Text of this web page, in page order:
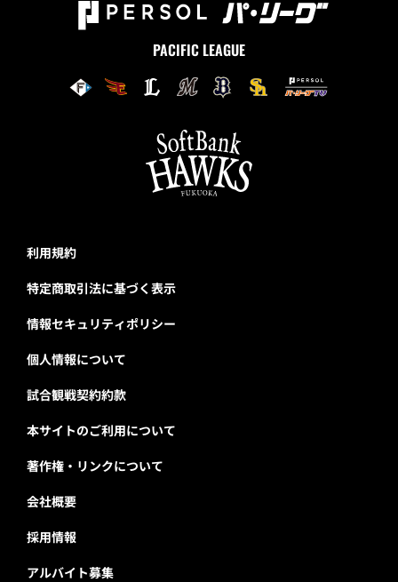
PACIFIC LEAGUE
利用規約
特定商取引法に基づく表示
情報セキュリティポリシー
個人情報について
試合観戦契約約款
本サイトのご利用について
著作権・リンクについて
会社概要
採用情報
アルバイト募集